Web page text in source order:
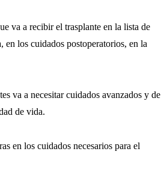
va a recibir el trasplante en la lista de
los cuidados postoperatorios, en la
va a necesitar cuidados avanzados y de
de vida.
en los cuidados necesarios para el